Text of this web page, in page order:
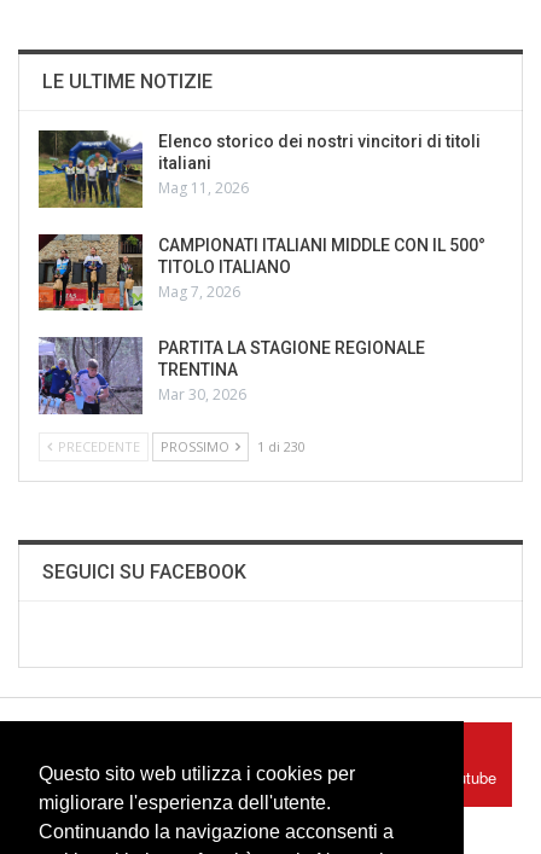
LE ULTIME NOTIZIE
Elenco storico dei nostri vincitori di titoli
italiani
Mag 11, 2026
CAMPIONATI ITALIANI MIDDLE CON IL 500°
TITOLO ITALIANO
Mag 7, 2026
PARTITA LA STAGIONE REGIONALE
TRENTINA
Mar 30, 2026
PRECEDENTE PROSSIMO 1 di 230
SEGUICI SU FACEBOOK
Seguici su Facebook Seguici su Youtube
Instagram
Questo sito web utilizza i cookies per
migliorare l'esperienza dell'utente.
Continuando la navigazione acconsenti a